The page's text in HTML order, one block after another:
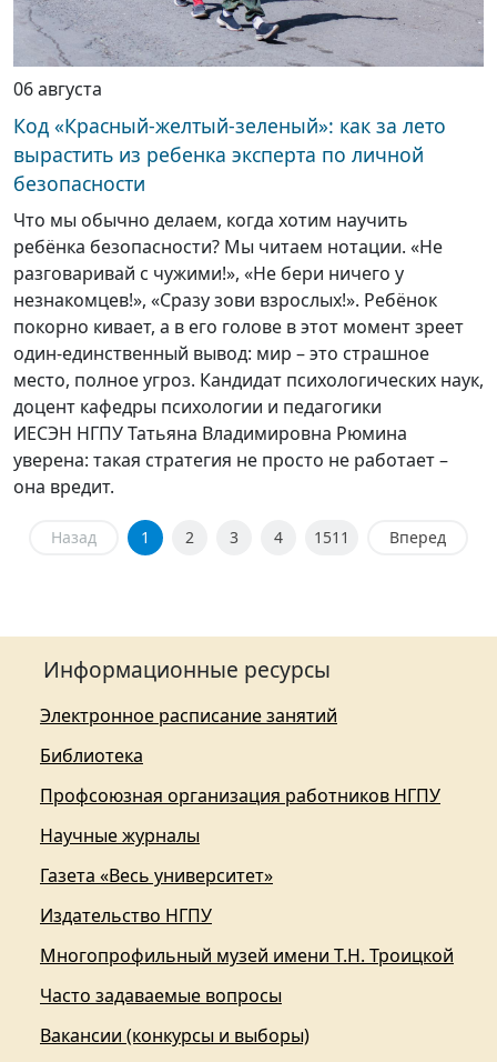
06 августа
Код «Красный-желтый-зеленый»: как за лето
вырастить из ребенка эксперта по личной
безопасности
Что мы обычно делаем, когда хотим научить
ребёнка безопасности? Мы читаем нотации. «Не
разговаривай с чужими!», «Не бери ничего у
незнакомцев!», «Сразу зови взрослых!». Ребёнок
покорно кивает, а в его голове в этот момент зреет
один-единственный вывод: мир – это страшное
место, полное угроз. Кандидат психологических наук,
доцент кафедры психологии и педагогики
ИЕСЭН НГПУ Татьяна Владимировна Рюмина
уверена: такая стратегия не просто не работает –
она вредит.
Назад 1 2 3 4 1511 Вперед
Информационные ресурсы
Электронное расписание занятий
Библиотека
Профсоюзная организация работников НГПУ
Научные журналы
Газета «Весь университет»
Издательство НГПУ
Многопрофильный музей имени Т.Н. Троицкой
Часто задаваемые вопросы
Вакансии (конкурсы и выборы)